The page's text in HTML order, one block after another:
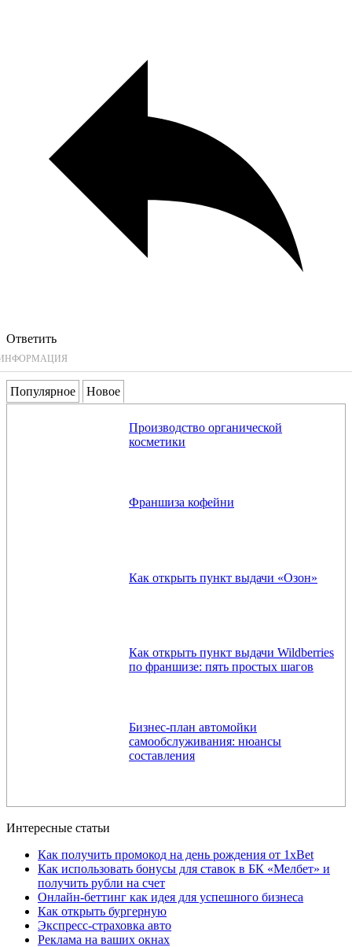
Ответить
Популярное Новое
Производство органической
косметики
Франшиза кофейни
Как открыть пункт выдачи «Озон»
Как открыть пункт выдачи Wildberries
по франшизе: пять простых шагов
Бизнес-план автомойки
самообслуживания: нюансы
составления
Интересные статьи
Как получить промокод на день рождения от 1xBet
Как использовать бонусы для ставок в БК «Мелбет» и
получить рубли на счет
Онлайн-беттинг как идея для успешного бизнеса
Как открыть бургерную
Экспресс-страховка авто
Реклама на ваших окнах